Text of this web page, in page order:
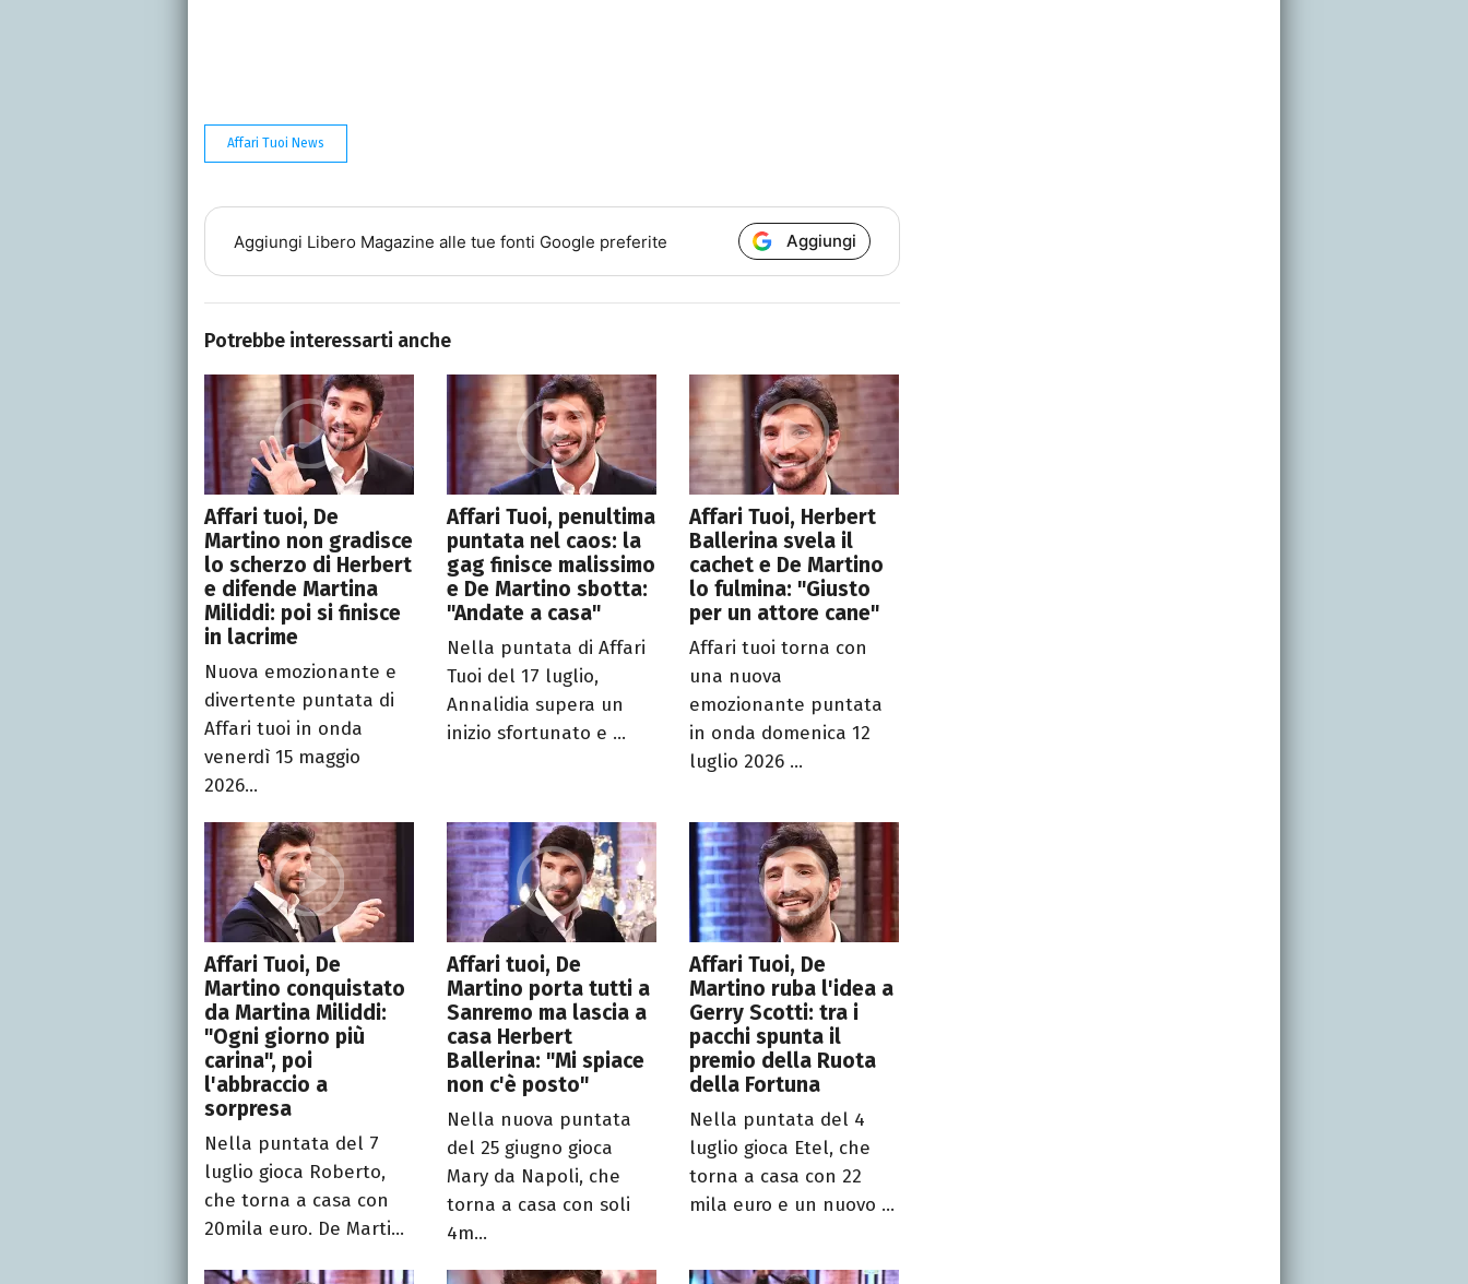
Affari Tuoi News
Aggiungi Libero Magazine alle tue fonti Google preferite Aggiungi
Potrebbe interessarti anche
Affari tuoi, De
Martino non gradisce
lo scherzo di Herbert
e difende Martina
Miliddi: poi si finisce
in lacrime
Nuova emozionante e
divertente puntata di
Affari tuoi in onda
venerdì 15 maggio
2026...
Affari Tuoi, penultima
puntata nel caos: la
gag finisce malissimo
e De Martino sbotta:
"Andate a casa"
Nella puntata di Affari
Tuoi del 17 luglio,
Annalidia supera un
inizio sfortunato e ...
Affari Tuoi, Herbert
Ballerina svela il
cachet e De Martino
lo fulmina: "Giusto
per un attore cane"
Affari tuoi torna con
una nuova
emozionante puntata
in onda domenica 12
luglio 2026 ...
Affari Tuoi, De
Martino conquistato
da Martina Miliddi:
"Ogni giorno più
carina", poi
l'abbraccio a
sorpresa
Nella puntata del 7
luglio gioca Roberto,
che torna a casa con
20mila euro. De Marti...
Affari tuoi, De
Martino porta tutti a
Sanremo ma lascia a
casa Herbert
Ballerina: "Mi spiace
non c'è posto"
Nella nuova puntata
del 25 giugno gioca
Mary da Napoli, che
torna a casa con soli
4m...
Affari Tuoi, De
Martino ruba l'idea a
Gerry Scotti: tra i
pacchi spunta il
premio della Ruota
della Fortuna
Nella puntata del 4
luglio gioca Etel, che
torna a casa con 22
mila euro e un nuovo ...